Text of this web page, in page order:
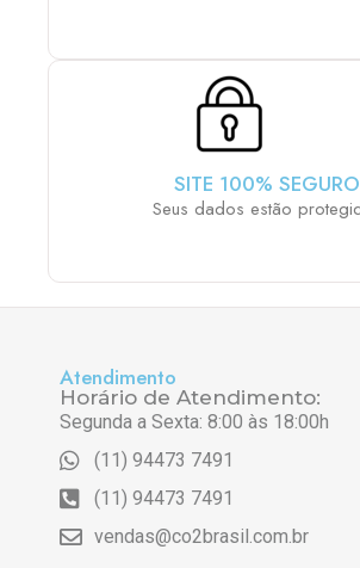
SITE 100% SEGURO
Seus dados estão
Atendimento
Horário de Atendimento:
Segunda a Sexta: 8:00 às 18:00h
(11) 94473 7491
(11) 94473 7491
vendas@co2brasil.com.br